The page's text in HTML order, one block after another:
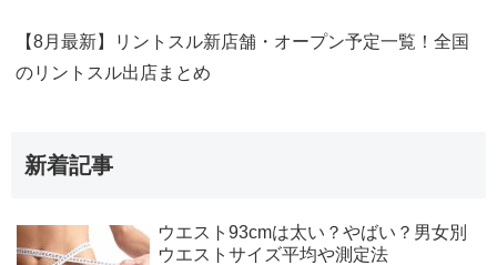
【8月最新】リントスル新店舗・オープン予定一覧！全国
のリントスル出店まとめ
新着記事
ウエスト93cmは太い？やばい？男女別
ウエストサイズ平均や測定法